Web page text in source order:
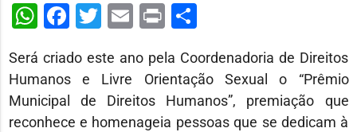
WhatsApp
Facebook
Twitter
Email
PrintShare
Será criado este ano pela Coordenadoria de Direitos
Humanos e Livre Orientação Sexual o “Prêmio
Municipal de Direitos Humanos”, premiação que
reconhece e homenageia pessoas que se dedicam à